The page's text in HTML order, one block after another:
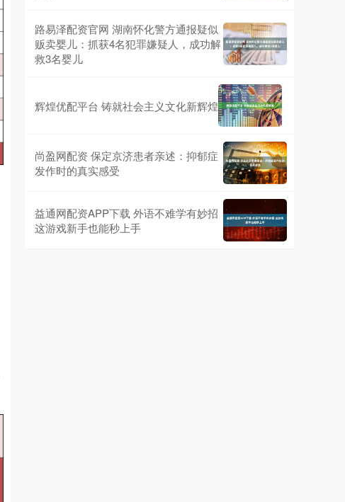
路易泽配资官网 湖南怀化警方通报疑似
贩卖婴儿：抓获4名犯罪嫌疑人，成功解
救3名婴儿
辉煌优配平台 铸就社会主义文化新辉煌
尚盈网配资 保定京济患者亲述：抑郁症
发作时的真实感受
益通网配资APP下载 外语不难学有妙招
这游戏新手也能秒上手